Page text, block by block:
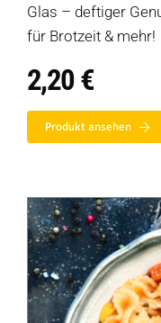
Glas – deftiger
für Brotzeit & mehr!
2,20€
Produkt ansehen